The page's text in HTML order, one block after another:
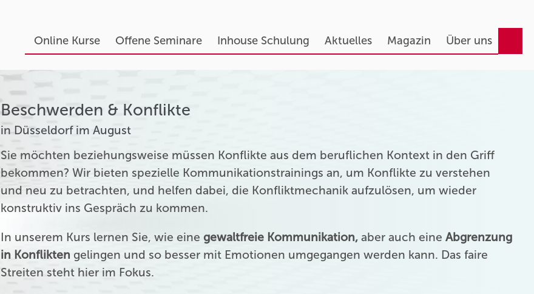
Online Kurse Offene Seminare Inhouse Schulung Aktuelles Magazin Über uns
Beschwerden & Konflikte
in Düsseldorf im August
Sie möchten beziehungsweise müssen Konflikte aus dem beruflichen Kontext in den Griff
bekommen? Wir bieten spezielle Kommunikationstrainings an, um Konflikte zu verstehen
und neu zu betrachten, und helfen dabei, die Konfliktmechanik aufzulösen, um wieder
konstruktiv ins Gespräch zu kommen.
In unserem Kurs lernen Sie, wie einegewaltfreie Kommunikation, aber auch eineAbgrenzung
in Konflikten gelingen und so besser mit Emotionen umgegangen werden kann. Das faire
Streiten steht hier im Fokus.